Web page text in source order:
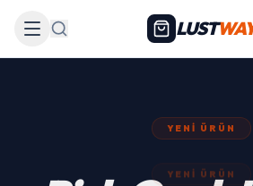
Arama LUST